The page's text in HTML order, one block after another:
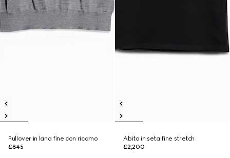
Pullover in lana fine con ricamo
£845
Abito in seta fine stretch
£2,200